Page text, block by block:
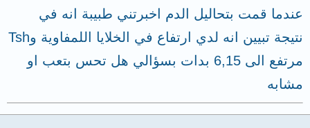
عندما قمت بتحاليل الدم اخبرتني طبيبة انه في
نتيجة تبيين انه لدي ارتفاع في الخلايا اللمفاوية وTsh
مرتفع الى 6,15 بدات بسؤالي هل تحس بتعب او
مشابه